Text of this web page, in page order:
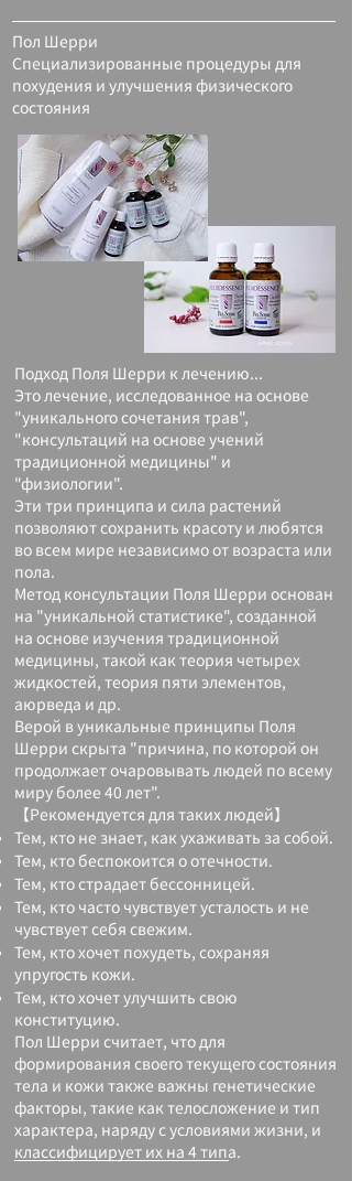
Пол Шерри
Специализированные процедуры для
похудения и улучшения физического
состояния
Подход Поля Шерри к лечению...
Это лечение, исследованное на основе
"уникального сочетания трав",
"консультаций на основе учений
традиционной медицины" и
"физиологии".
Эти три принципа и сила растений
позволяют сохранить красоту и любятся
во всем мире независимо от возраста или
пола.
Метод консультации Поля Шерри основан
на "уникальной статистике", созданной
на основе изучения традиционной
медицины, такой как теория четырех
жидкостей, теория пяти элементов,
аюрведа и др.
Верой в уникальные принципы Поля
Шерри скрыта "причина, по которой он
продолжает очаровывать людей по всему
миру более 40 лет".
【Рекомендуется для таких людей】
Тем, кто не знает, как ухаживать за собой.
Тем, кто беспокоится о отечности.
Тем, кто страдает бессонницей.
Тем, кто часто чувствует усталость и не
чувствует себя свежим.
Тем, кто хочет похудеть, сохраняя
упругость кожи.
Тем, кто хочет улучшить свою
конституцию.
Пол Шерри считает, что для
формирования своего текущего состояния
тела и кожи также важны генетические
факторы, такие как телосложение и тип
характера, наряду с условиями жизни, и
классифицирует их на 4 типа.